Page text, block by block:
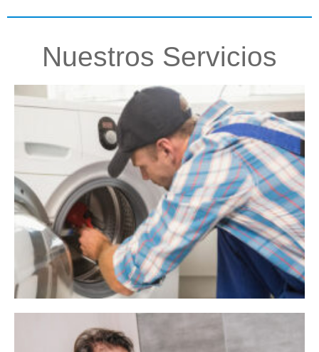
Nuestros Servicios